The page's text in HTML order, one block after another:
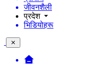
जीवनशैली
प्रदेश
भिडियोहरू